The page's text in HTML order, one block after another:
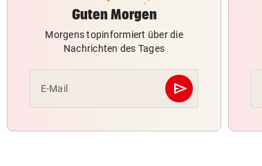
Guten Morgen
Morgens topinformiert über die
Nachrichten des Tages
E-Mail send
Abschicken